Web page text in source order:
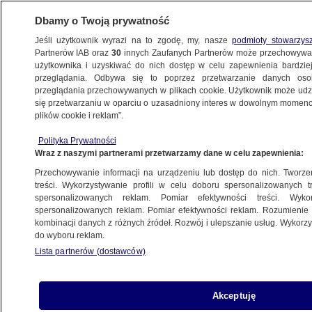
KONKRET24
POLSKA
dopiero w sobotę". Dementi MON
Jan Kunert
17.09.2024, 13:30
Udostępnij
Dbamy o Twoją prywatność
Jeśli użytkownik wyrazi na to zgodę, my, naszepodmioty
Partnerów IAB oraz30 innych Zaufanych Partnerów może
użytkownika i uzyskiwać do nich dostęp w celu zapewnienia
przeglądania. Odbywa się to poprzez przetwarzanie danych
przeglądania przechowywanych w plikach cookie. Użytkownik może
się przetwarzaniu w oparciu o uzasadniony interes w dowolnym
plików cookie i reklam”.
Polityka Prywatności
Wraz z naszymi partnerami przetwarzamy dane w celu zapewnienia:
Przechowywanie informacji na urządzeniu lub dostęp do nich.
treści. Wykorzystywanie profili w celu doboru spersonalizowanych
spersonalizowanych reklam. Pomiar efektywności treści.
spersonalizowanych reklam. Pomiar efektywności reklam.
kombinacji danych z różnych źródeł. Rozwój i ulepszanie usług.
do wyboru reklam.
Lista partnerów (dostawców)
Akceptuję